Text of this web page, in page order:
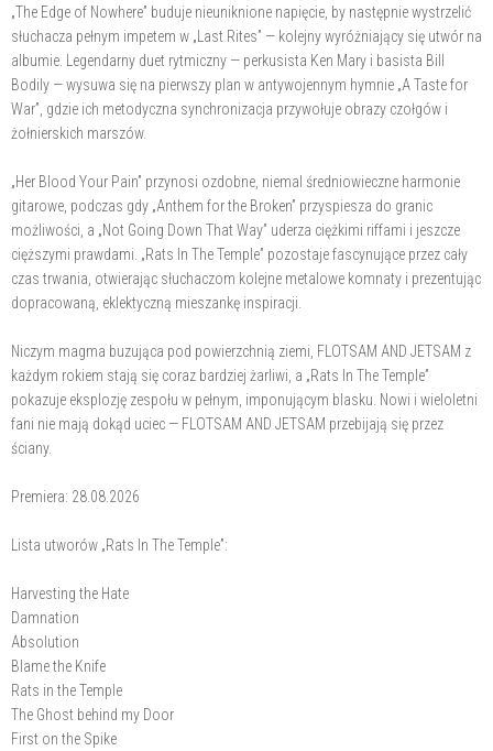
„The Edge of Nowhere” buduje nieuniknione napięcie, by następnie wystrzelić
słuchacza pełnym impetem w „Last Rites” — kolejny wyróżniający się utwór na
albumie. Legendarny duet rytmiczny — perkusista Ken Mary i basista Bill
Bodily — wysuwa się na pierwszy plan w antywojennym hymnie „A Taste for
War”, gdzie ich metodyczna synchronizacja przywołuje obrazy czołgów i
żołnierskich marszów.
„Her Blood Your Pain” przynosi ozdobne, niemal średniowieczne harmonie
gitarowe, podczas gdy „Anthem for the Broken” przyspiesza do granic
możliwości, a „Not Going Down That Way” uderza ciężkimi riffami i jeszcze
cięższymi prawdami. „Rats In The Temple” pozostaje fascynujące przez cały
czas trwania, otwierając słuchaczom kolejne metalowe komnaty i prezentując
dopracowaną, eklektyczną mieszankę inspiracji.
Niczym magma buzująca pod powierzchnią ziemi, FLOTSAM AND JETSAM z
każdym rokiem stają się coraz bardziej żarliwi, a „Rats In The Temple”
pokazuje eksplozję zespołu w pełnym, imponującym blasku. Nowi i wieloletni
fani nie mają dokąd uciec — FLOTSAM AND JETSAM przebijają się przez
ściany.
Premiera: 28.08.2026
Lista utworów „Rats In The Temple”:
Harvesting the Hate
Damnation
Absolution
Blame the Knife
Rats in the Temple
The Ghost behind my Door
First on the Spike